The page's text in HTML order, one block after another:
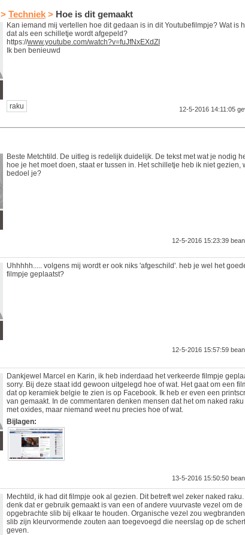
> Techniek > Hoe is dit gemaakt
Kan iemand mij vertellen hoe dit gedaan is in dit Youtubefilmpje? Wat is
dat als een schilletje wordt afgepeld?
https://www.youtube.com/watch?v=fuJfNxEXdZI
Ik ben benieuwd
raku 12-5-2016 14:11:05
Beste Metchtild. De uitleg is redelijk duidelijk. De tekst met wat je nodig
hoe je het moet doen, staat er tussen in. Het schilletje heb ik niet gezien,
bedoel je?
12-5-2016 15:23:39
Uhhhhh..... volgens mij wordt er ook niks 'afgeschild'. heb je wel het
filmpje geplaatst?
12-5-2016 15:57:59
Dankjewel Marcel en Karin, ik heb inderdaad het verkeerde filmpje
sorry. Bij deze staat idd gewoon uitgelegd hoe of wat. Het gaat om een
dat op keramiek belgie te zien is op Facebook. Ik heb er even een
van gemaakt. In de commentaren denken mensen dat het om naked
met oxides, maar niemand weet nu precies hoe of wat.
Bijlagen:
13-5-2016 15:50:50
Mechtild, ik had dit filmpje ook al gezien. Dit betreft wel zeker naked raku.
denk dat er gebruik gemaakt is van een of andere vuurvaste vezel om de
opgebrachte slib bij elkaar te houden. Organische vezel zou
slib zijn kleurvormende zouten aan toegevoegd die neerslag op de scherf
geven.